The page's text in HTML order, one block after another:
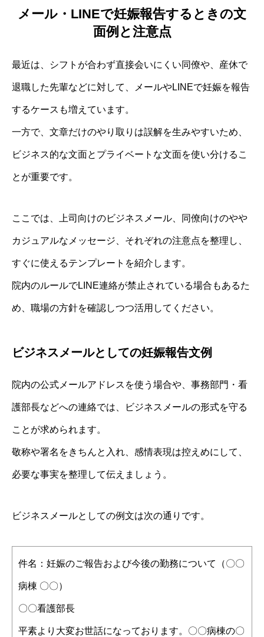
メール・LINEで妊娠報告するときの文
面例と注意点
最近は、シフトが合わず直接会いにくい同僚や、産休で
退職した先輩などに対して、メールやLINEで妊娠を報告
するケースも増えています。
一方で、文章だけのやり取りは誤解を生みやすいため、
ビジネス的な文面とプライベートな文面を使い分けるこ
とが重要です。
ここでは、上司向けのビジネスメール、同僚向けのやや
カジュアルなメッセージ、それぞれの注意点を整理し、
すぐに使えるテンプレートを紹介します。
院内のルールでLINE連絡が禁止されている場合もあるた
め、職場の方針を確認しつつ活用してください。
ビジネスメールとしての妊娠報告文例
院内の公式メールアドレスを使う場合や、事務部門・看
護部長などへの連絡では、ビジネスメールの形式を守る
ことが求められます。
敬称や署名をきちんと入れ、感情表現は控えめにして、
必要な事実を整理して伝えましょう。
ビジネスメールとしての例文は次の通りです。
件名：妊娠のご報告および今後の勤務について（〇〇
病棟 〇〇）
〇〇看護部長
平素より大変お世話になっております。〇〇病棟の〇